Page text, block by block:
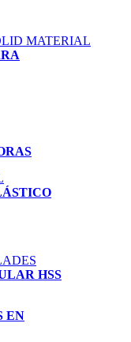
HSS
EN